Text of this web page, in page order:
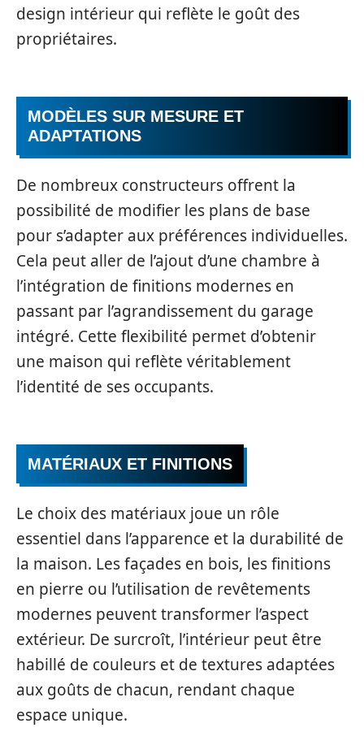
design intérieur qui reflète le goût des
propriétaires.
MODÈLES SUR MESURE ET
ADAPTATIONS
De nombreux constructeurs offrent la
possibilité de modifier les plans de base
pour s’adapter aux préférences individuelles.
Cela peut aller de l’ajout d’une chambre à
l’intégration de finitions modernes en
passant par l’agrandissement du garage
intégré. Cette flexibilité permet d’obtenir
une maison qui reflète véritablement
l’identité de ses occupants.
MATÉRIAUX ET FINITIONS
Le choix des matériaux joue un rôle
essentiel dans l’apparence et la durabilité de
la maison. Les façades en bois, les finitions
en pierre ou l’utilisation de revêtements
modernes peuvent transformer l’aspect
extérieur. De surcroît, l’intérieur peut être
habillé de couleurs et de textures adaptées
aux goûts de chacun, rendant chaque
espace unique.